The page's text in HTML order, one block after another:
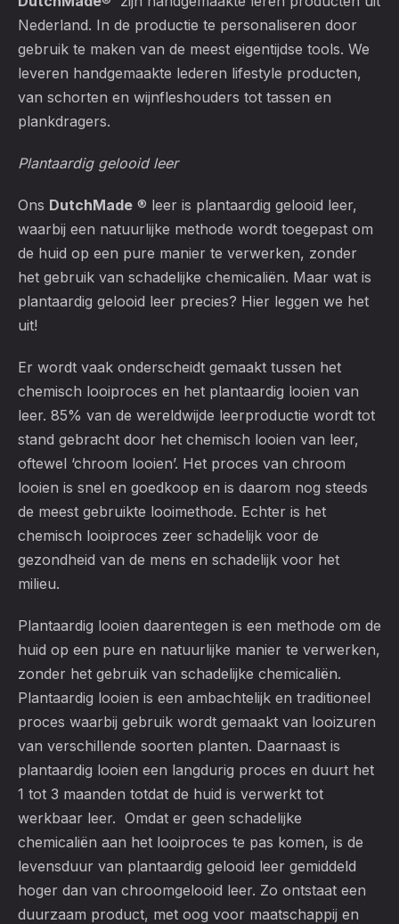
Nederland. In de productie te personaliseren door
gebruik te maken van de meest eigentijdse tools. We
leveren handgemaakte lederen lifestyle producten,
van schorten en wijnfleshouders tot tassen en
plankdragers.
Plantaardig gelooid leer
Ons DutchMade ® leer is plantaardig gelooid leer,
waarbij een natuurlijke methode wordt toegepast om
de huid op een pure manier te verwerken, zonder
het gebruik van schadelijke chemicaliën. Maar wat is
plantaardig gelooid leer precies? Hier leggen we het
uit!
Er wordt vaak onderscheidt gemaakt tussen het
chemisch looiproces en het plantaardig looien van
leer. 85% van de wereldwijde leerproductie wordt tot
stand gebracht door het chemisch looien van leer,
oftewel ‘chroom looien’. Het proces van chroom
looien is snel en goedkoop en is daarom nog steeds
de meest gebruikte looimethode. Echter is het
chemisch looiproces zeer schadelijk voor de
gezondheid van de mens en schadelijk voor het
milieu.
Plantaardig looien daarentegen is een methode om de
huid op een pure en natuurlijke manier te verwerken,
zonder het gebruik van schadelijke chemicaliën.
Plantaardig looien is een ambachtelijk en traditioneel
proces waarbij gebruik wordt gemaakt van looizuren
van verschillende soorten planten. Daarnaast is
plantaardig looien een langdurig proces en duurt het
1 tot 3 maanden totdat de huid is verwerkt tot
werkbaar leer. Omdat er geen schadelijke
chemicaliën aan het looiproces te pas komen, is de
levensduur van plantaardig gelooid leer gemiddeld
hoger dan van chroomgelooid leer. Zo ontstaat een
duurzaam product, met oog voor maatschappij en